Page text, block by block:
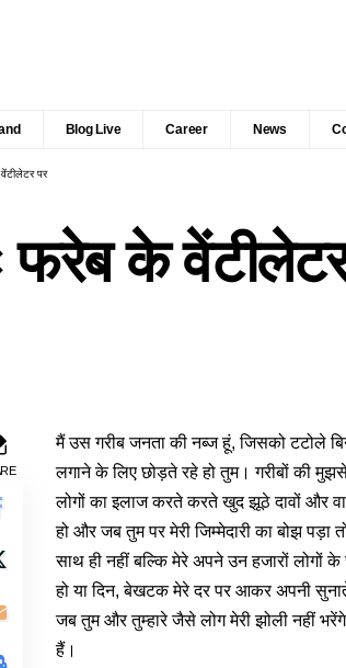
Blog Live Career News
पर
फरेब के
मैं उस गरीब जनता की नब्ज हूं, जिसको टटोले
लगाने के लिए छोड़ते रहे हो तुम। गरीबों की
लोगों का इलाज करते करते खुद झूठे दावों और
हो और जब तुम पर मेरी जिम्मेदारी का बोझ
साथ ही नहीं बल्कि मेरे अपने उन हजारों लोगों
हो या दिन, बेखटक मेरे दर पर आकर अपनी
जब तुम और तुम्हारे जैसे लोग मेरी झोली नहीं
हैं।